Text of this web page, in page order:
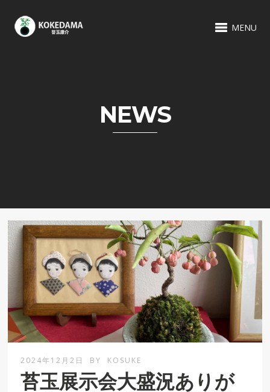
MENU
NEWS
2024年12月2日 BY KOSUKE
苔玉展示会大盛況ありが